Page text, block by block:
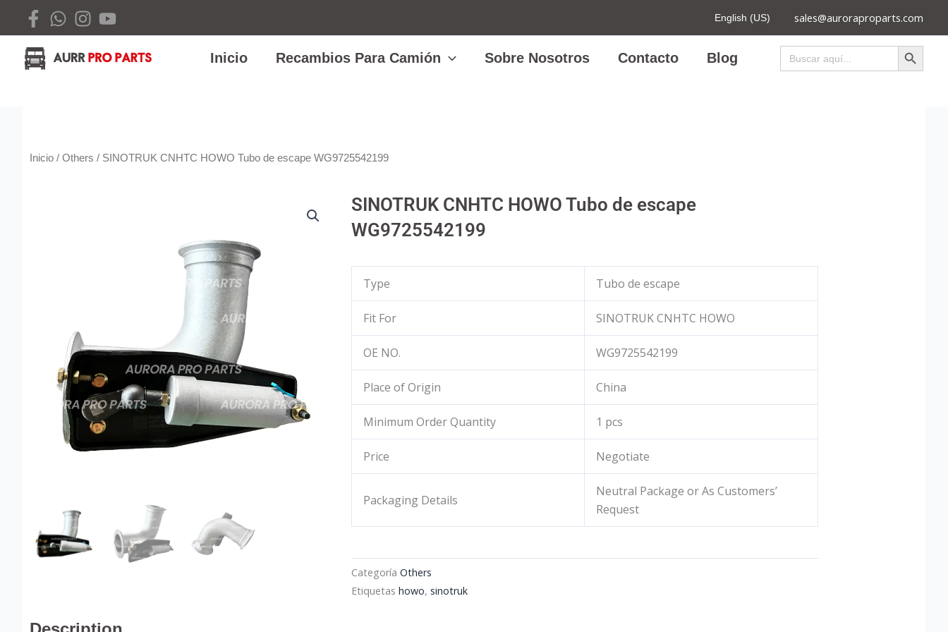
contenido
English (US) sales@auroraproparts.com
Inicio Recambios Para Camión Sobre Nosotros Contacto Blog Buscar: Botón de
Inicio / Others / SINOTRUK CNHTC HOWO Tubo de escape WG9725542199
SINOTRUK CNHTC HOWO Tubo de escape
WG9725542199
Type Tubo de escape
Fit For SINOTRUK CNHTC HOWO
OE NO. WG9725542199
Place of Origin China
Minimum Order Quantity 1 pcs
Price Negotiate
Packaging Details
Neutral Package or As Customers’
Request
Categoría Others
Etiquetas howo,sinotruk